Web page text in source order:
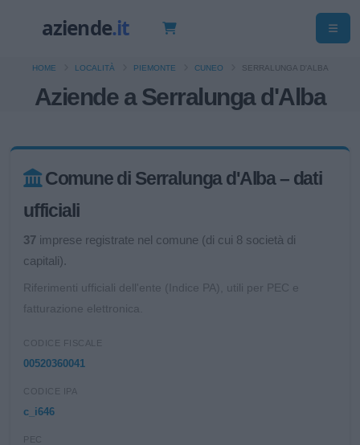
Aziende a Serralunga d'Alba
HOME LOCALITÀ PIEMONTE CUNEO SERRALUNGA D'ALBA
Comune di Serralunga d'Alba – dati
ufficiali
37 imprese registrate nel comune (di cui 8 società di
capitali).
Riferimenti ufficiali dell'ente (Indice PA), utili per PEC e
fatturazione elettronica.
CODICE FISCALE
00520360041
CODICE IPA
c_i646
PEC